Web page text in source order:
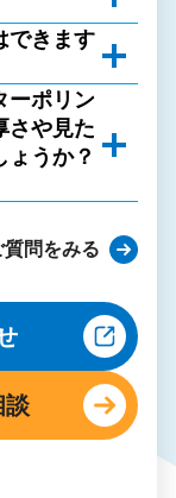
スを使用し
できます
防炎クロ
加工可能で
ーポリン
さや見た
ょうか？
メディアと
リエステル
問をみる
談